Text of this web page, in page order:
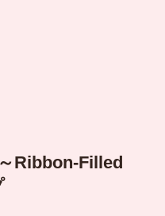
Ribbon-Filled